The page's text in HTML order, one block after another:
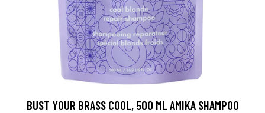
BUST YOUR BRASS COOL, 500 ML AMIKA SHAMPOO